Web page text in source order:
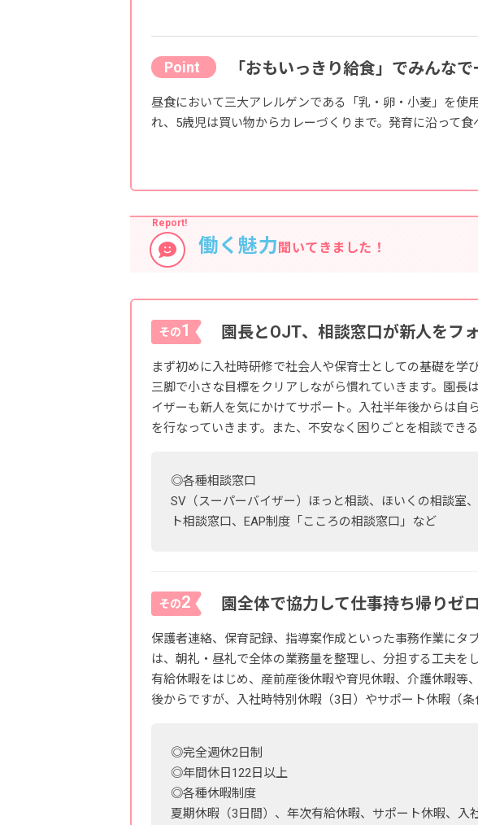
「おもいっきり給食」でみんな
昼食において三大アレルゲンである「乳・卵・小麦」を使
れ、5歳児は買い物からカレーづくりまで。発育に沿って食
働く魅力 聞いてきました！
その1 園長とOJT、相談窓口が新人をフ
まず初めに入社時研修で社会人や保育士としての基礎を学
三脚で小さな目標をクリアしながら慣れていきます。園長
イザーも新人を気にかけてサポート。入社半年後からは自
を行なっていきます。また、不安なく困りごとを相談でき
◎各種相談窓口
SV（スーパーバイザー）ほっと相談、ほいくの相談室
ト相談窓口、EAP制度「こころの相談窓口」など
その2 園全体で協力して仕事持ち帰りゼ
保護者連絡、保育記録、指導案作成といった事務作業にタ
は、朝礼・昼礼で全体の業務量を整理し、分担する工夫を
有給休暇をはじめ、産前産後休暇や育児休暇、介護休暇等
後からですが、入社時特別休暇（3日）やサポート休暇（条
◎完全週休2日制
◎年間休日122日以上
◎各種休暇制度
夏期休暇（3日間）、年次有給休暇、サポート休暇、